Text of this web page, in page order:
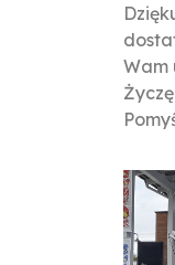
Wam